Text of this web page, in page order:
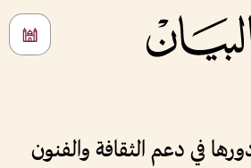
في دعم الثقافة والفنون